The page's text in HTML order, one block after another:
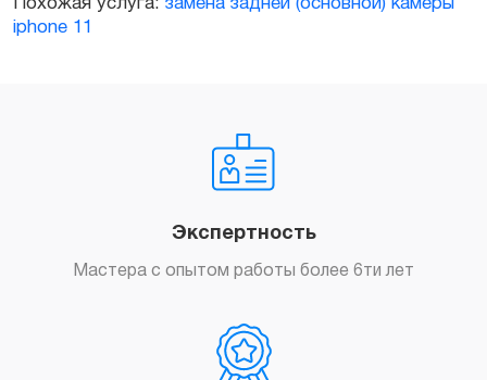
Похожая услуга: замена задней (основной) камеры
iphone 11
Экспертность
Мастера с опытом работы более 6ти лет